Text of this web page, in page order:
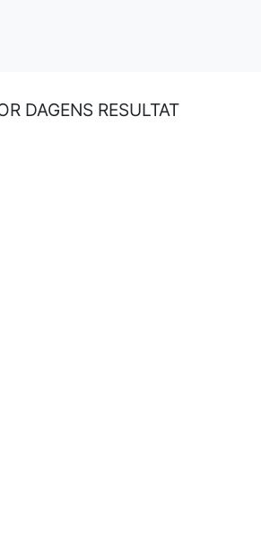
DAGENS RESULTAT